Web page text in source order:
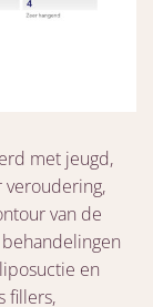
met jeugd,
van de
en
fillers,